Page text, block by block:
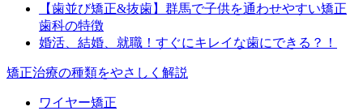
【歯並び矯正&抜歯】群馬で子供を通わせやすい矯正
歯科の特徴
婚活、結婚、就職！すぐにキレイな歯にできる？！
矯正治療の種類をやさしく解説
ワイヤー矯正